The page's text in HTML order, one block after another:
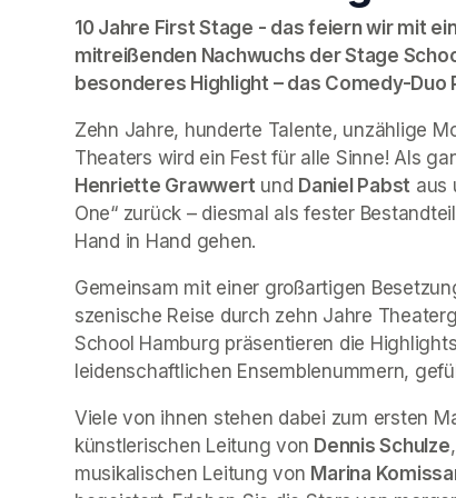
10 Jahre First Stage - das feiern wir mit
mitreißenden Nachwuchs der Stage
besonderes Highlight – das Comedy-Duo
Zehn Jahre, hunderte Talente, unzählige
Henriette Grawwert und Daniel Pabst aus
One“ zurück – diesmal als fester
Hand in Hand gehen.
Gemeinsam mit einer großartigen
szenische Reise durch zehn Jahre
School Hamburg präsentieren die
leidenschaftlichen Ensemblenummern,
Viele von ihnen stehen dabei zum ersten
künstlerischen Leitung von Dennis Schulze
musikalischen Leitung von Marina